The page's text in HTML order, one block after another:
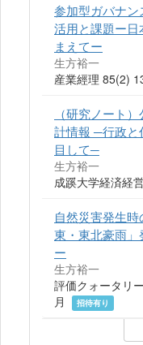
参加型ガバナ
活用と課題ー
まえてー
生方裕一
産業經理 85(2)
（研究ノート
計情報 ─行政と
目して─
生方裕一
成蹊大学経済経
自然災害発生
東・東北豪雨
ー
生方裕一
評価クォータリ
月
招待有り